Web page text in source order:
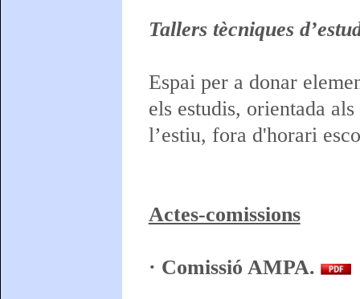
Tallers tècniques
Espai per a donar
els estudis, orientada
l’estiu, fora d'horari
Actes-comissions
· Comissió AMPA.